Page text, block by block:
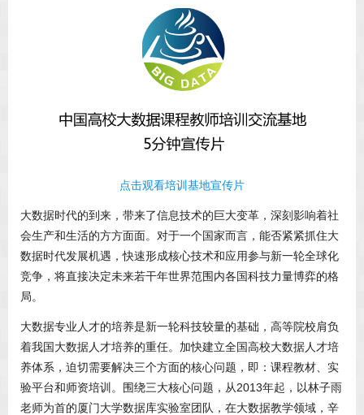
点击观看培训基地宣传片
大数据时代的到来，带来了信息技术的巨大变革，深刻影响着社
会生产和生活的方方面面。对于一个国家而言，能否紧紧抓住大
数据时代发展机遇，快速形成核心技术和应用参与新一轮全球化
竞争，将直接决定未来若干年世界范围内各国科技力量博弈的格
局。
大数据专业人才的培养是新一轮科技较量的基础，高等院校肩负
着我国大数据人才培养的重任。加快建立全国高校大数据人才培
养体系，迫切需要解决三个方面的核心问题，即：课程教材、实
验平台和师资培训。围绕三大核心问题，从2013年起，以林子雨
老师为首的厦门大学数据库实验室团队，在大数据教学领域，辛